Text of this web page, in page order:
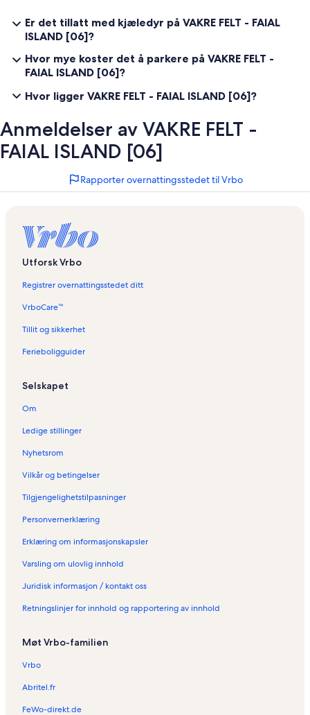
Er det tillatt med kjæledyr på VAKRE FELT - FAIAL
ISLAND [06]?
Hvor mye koster det å parkere på VAKRE FELT -
FAIAL ISLAND [06]?
Hvor ligger VAKRE FELT - FAIAL ISLAND [06]?
Anmeldelser av VAKRE FELT -
FAIAL ISLAND [06]
Rapporter overnattingsstedet til Vrbo
Utforsk Vrbo
Registrer overnattingsstedet ditt
VrboCare™
Tillit og sikkerhet
Ferieboligguider
Selskapet
Om
Ledige stillinger
Nyhetsrom
Vilkår og betingelser
Tilgjengelighetstilpasninger
Personvernerklæring
Erklæring om informasjonskapsler
Varsling om ulovlig innhold
Juridisk informasjon / kontakt oss
Retningslinjer for innhold og rapportering av innhold
Møt Vrbo-familien
Vrbo
Abritel.fr
FeWo-direkt.de